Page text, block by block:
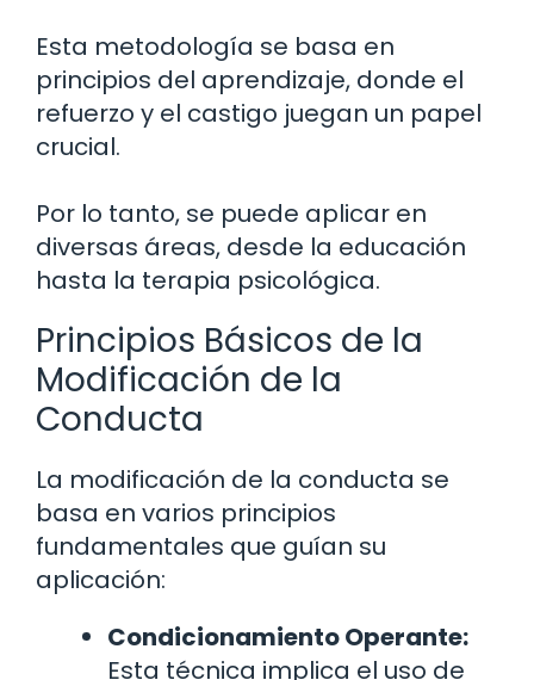
Esta metodología se basa en
principios del aprendizaje, donde el
refuerzo y el castigo juegan un papel
crucial.
Por lo tanto, se puede aplicar en
diversas áreas, desde la educación
hasta la terapia psicológica.
Principios Básicos de la
Modificación de la
Conducta
La modificación de la conducta se
basa en varios principios
fundamentales que guían su
aplicación:
Condicionamiento Operante:
Esta técnica implica el uso de